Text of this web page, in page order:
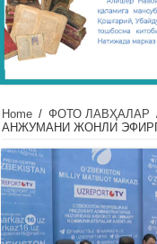
Home / ФОТО ЛАВҲАЛАР
АНЖУМАНИ ЖОНЛИ